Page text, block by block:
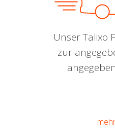
Unser Talixo
zur